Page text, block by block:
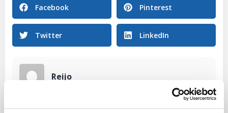
Facebook Pinterest
Twitter LinkedIn
Reijo